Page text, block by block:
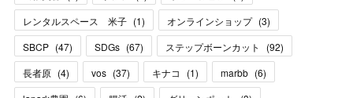
レンタルスペース 米子 (1) オンラインショップ (3)
SBCP (47) SDGs (67) ステップボーンカット (92)
長者原 (4) vos (37) キナコ (1) marbb (6)